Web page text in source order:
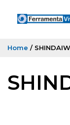
Home /